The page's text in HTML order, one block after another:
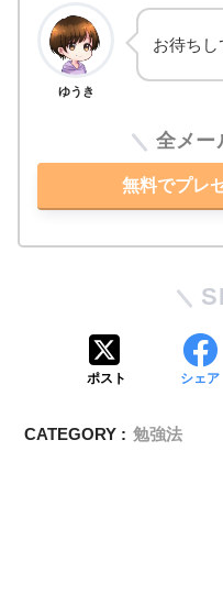
ゆうき
お待ちし
全メー
無料でプレ
ポスト シェア
CATEGORY : 勉強法